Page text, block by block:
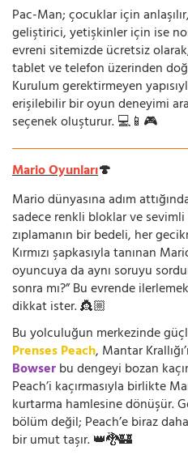
Pac-Man; çocuklar için
geliştirici, yetişkinler için ise
evreni sitemizde ücretsiz
tablet ve telefon üzerinden
Kurulum gerektirmeyen
erişilebilir bir oyun deneyimi
seçenek oluşturur. 💻📱🎮
Mario Oyunları🍄
Mario dünyasına adım
sadece renkli bloklar ve
zıplamanın bir bedeli, her
Kırmızı şapkasıyla tanınan
oyuncuya da aynı soruyu
sonra mı?” Bu evrende
dikkat ister. 👸🏼
Bu yolculuğun merkezinde
Prenses Peach, Mantar
Bowserbu dengeyi bozan
Peach’i kaçırmasıyla birlikte
kurtarma hamlesine dönüşür.
bölüm değil; Peach’e biraz
bir umut taşır. 👑🐉🏰